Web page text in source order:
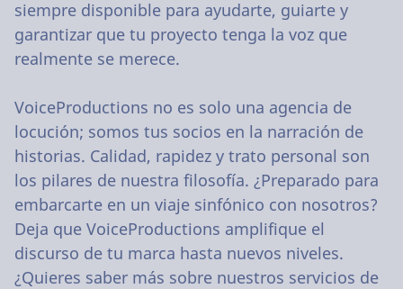
siempre disponible para ayudarte, guiarte y
garantizar que tu proyecto tenga la voz que
realmente se merece.
VoiceProductions no es solo una agencia de
locución; somos tus socios en la narración de
historias. Calidad, rapidez y trato personal son
los pilares de nuestra filosofía. ¿Preparado para
embarcarte en un viaje sinfónico con nosotros?
Deja que VoiceProductions amplifique el
discurso de tu marca hasta nuevos niveles.
¿Quieres saber más sobre nuestros servicios de